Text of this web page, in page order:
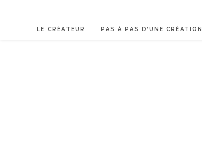
LE CRÉATEUR PAS À PAS D’UNE CRÉATION